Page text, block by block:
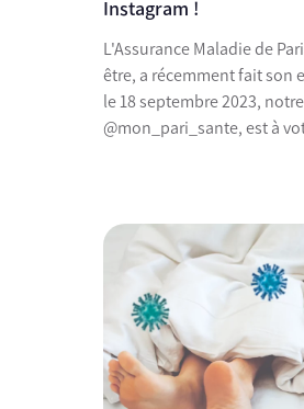
Instagram !
L'Assurance Maladie de
être, a récemment fait son
le 18 septembre 2023,
@mon_pari_sante, est à